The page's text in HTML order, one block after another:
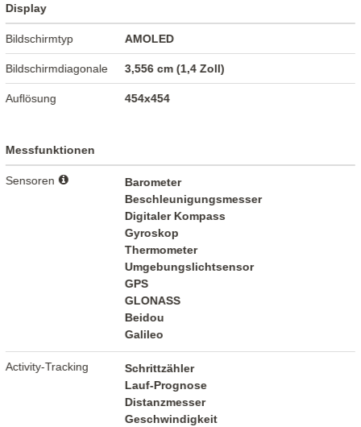
Display
Bildschirmtyp AMOLED
Bildschirmdiagonale 3,556 cm (1,4 Zoll)
Auflösung 454x454
Messfunktionen
Sensoren
Barometer
Beschleunigungsmesser
Digitaler Kompass
Gyroskop
Thermometer
Umgebungslichtsensor
GPS
GLONASS
Beidou
Galileo
Activity-Tracking
Schrittzähler
Lauf-Prognose
Distanzmesser
Geschwindigkeit